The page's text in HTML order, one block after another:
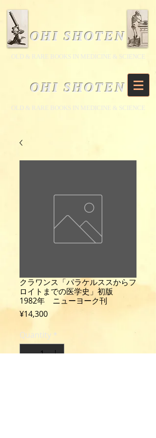
OHI SHOTEN
​OLD & RARE BOOKS IN MEDICINE & SCIENCE
OHI SHOTEN
​OLD & RARE BOOKS IN MEDICINE & SCIENCE
クラワンス「パラケルススからフ
ロイトまでの医学史」初版
1982年 ニューヨーク刊
¥14,300Price
Quantity *